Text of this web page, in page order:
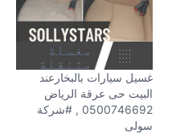
غسيل سيارات بالبخارعند
البيت حى عرقة الرياض
0500746692 , #شركة
سولى